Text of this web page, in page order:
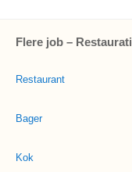
Flere job –
Restaurant
Bager
Kok